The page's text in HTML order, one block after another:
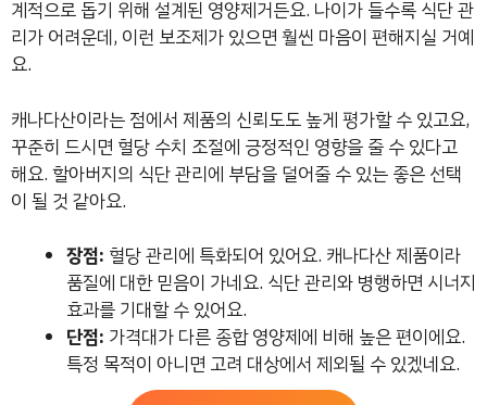
계적으로 돕기 위해 설계된 영양제거든요. 나이가 들수록 식단 관
리가 어려운데, 이런 보조제가 있으면 훨씬 마음이 편해지실 거예
요.
캐나다산이라는 점에서 제품의 신뢰도도 높게 평가할 수 있고요,
꾸준히 드시면 혈당 수치 조절에 긍정적인 영향을 줄 수 있다고
해요. 할아버지의 식단 관리에 부담을 덜어줄 수 있는 좋은 선택
이 될 것 같아요.
장점: 혈당 관리에 특화되어 있어요. 캐나다산 제품이라
품질에 대한 믿음이 가네요. 식단 관리와 병행하면 시너지
효과를 기대할 수 있어요.
단점: 가격대가 다른 종합 영양제에 비해 높은 편이에요.
특정 목적이 아니면 고려 대상에서 제외될 수 있겠네요.